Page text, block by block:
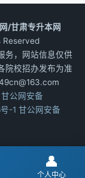
/甘肃专升本网
Reserved
务，网站信息仅供
院校招办发布为准
甘公网安备
-1 甘公网安备
👤
个人中心